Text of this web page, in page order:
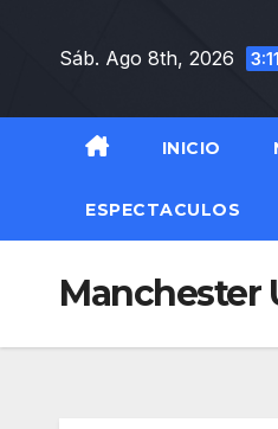
Sáb. Ago 8th, 2026
INICIO
ESPECTACULOS
Manchester